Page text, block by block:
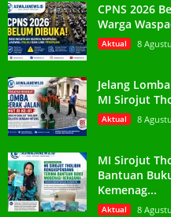
CPNS 2026
Warga
Aktual 8
Jelang
MI Sirojut
Aktual 8
MI Sirojut
Bantuan
Kemenag...
Aktual 8